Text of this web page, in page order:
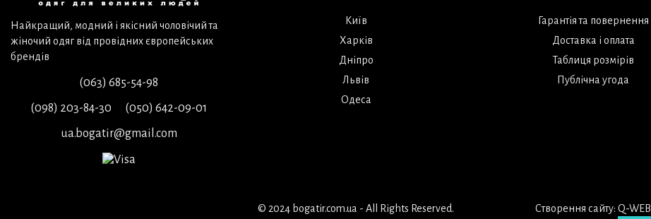
Найкращий, модний і якісний чоловічий та
жіночий одяг від провідних європейських
брендів
(063) 685-54-98
(098) 203-84-30
(050) 642-09-01
ua.bogatir@gmail.com
Київ
Харків
Дніпро
Львів
Одеса
Гарантія та повернення
Доставка і оплата
Таблиця розмірів
Публічна угода
© 2024 bogatir.com.ua - All Rights Reserved. Створення сайту: Q-WEB